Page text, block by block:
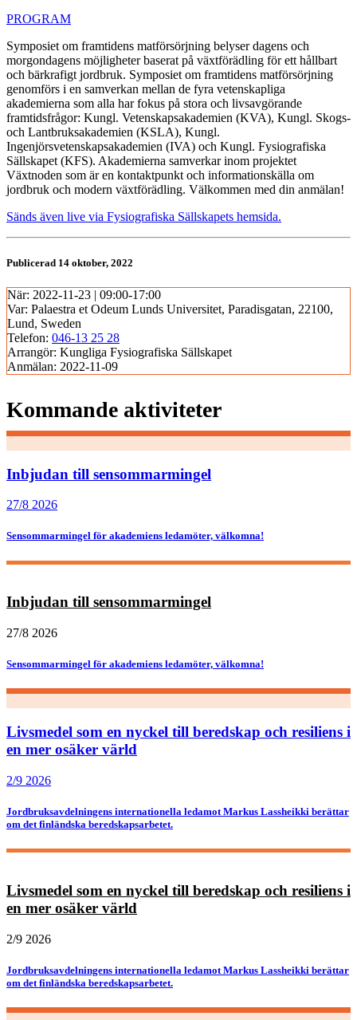
PROGRAM
Symposiet om framtidens matförsörjning belyser dagens och
morgondagens möjligheter baserat på växtförädling för ett hållbart
och bärkrafigt jordbruk. Symposiet om framtidens matförsörjning
genomförs i en samverkan mellan de fyra vetenskapliga
akademierna som alla har fokus på stora och livsavgörande
framtidsfrågor: Kungl. Vetenskapsakademien (KVA), Kungl. Skogs-
och Lantbruksakademien (KSLA), Kungl.
Ingenjörsvetenskapsakademien (IVA) och Kungl. Fysiografiska
Sällskapet (KFS). Akademierna samverkar inom projektet
Växtnoden som är en kontaktpunkt och informationskälla om
jordbruk och modern växtförädling. Välkommen med din anmälan!
Sänds även live via Fysiografiska Sällskapets hemsida.
Publicerad 14 oktober, 2022
När: 2022-11-23 | 09:00-17:00
Var: Palaestra et Odeum Lunds Universitet, Paradisgatan, 22100,
Lund, Sweden
Telefon: 046-13 25 28
Arrangör: Kungliga Fysiografiska Sällskapet
Anmälan: 2022-11-09
Kommande aktiviteter
Inbjudan till sensommarmingel
27/8 2026
Sensommarmingel för akademiens ledamöter, välkomna!
Inbjudan till sensommarmingel
27/8 2026
Sensommarmingel för akademiens ledamöter, välkomna!
Livsmedel som en nyckel till beredskap och resiliens i
en mer osäker värld
2/9 2026
Jordbruksavdelningens internationella ledamot Markus Lassheikki berättar
om det finländska beredskapsarbetet.
Livsmedel som en nyckel till beredskap och resiliens i
en mer osäker värld
2/9 2026
Jordbruksavdelningens internationella ledamot Markus Lassheikki berättar
om det finländska beredskapsarbetet.